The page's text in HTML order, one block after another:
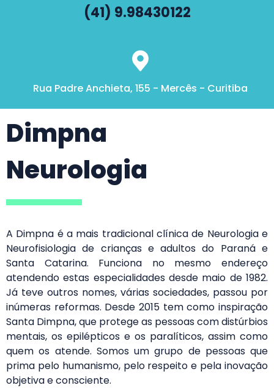
(41) 9.98430122
Rua Padre Anchieta, 155 - Mercês - Curitiba
Dimpna
Neurologia
A Dimpna é a mais tradicional clínica de Neurologia e
Neurofisiologia de crianças e adultos do Paraná e
Santa Catarina. Funciona no mesmo endereço
atendendo estas especialidades desde maio de 1982.
Já teve outros nomes, várias sociedades, passou por
inúmeras reformas. Desde 2015 tem como inspiração
Santa Dimpna, que protege as pessoas com distúrbios
mentais, os epilépticos e os paralíticos, assim como
quem os atende. Somos um grupo de pessoas que
prima pelo humanismo, pelo respeito e pela inovação
objetiva e consciente.